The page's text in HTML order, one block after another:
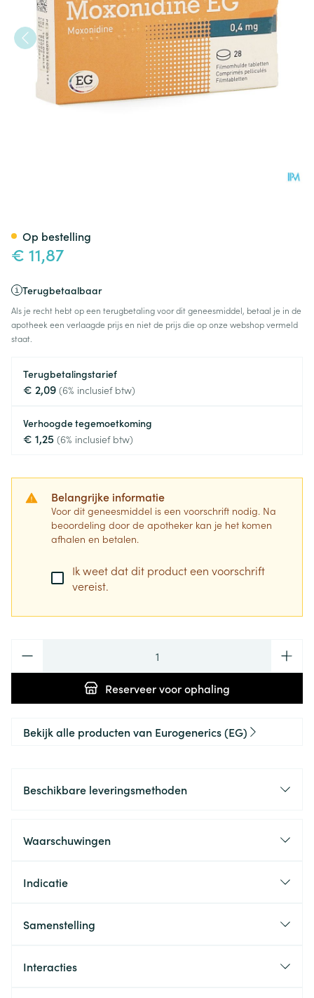
€ 11,87
Terugbetaalbaar
Als je recht hebt op een terugbetaling voor dit geneesmiddel, betaal je in de
apotheek een verlaagde prijs en niet de prijs die op onze webshop vermeld
staat.
Terugbetalingstarief
€ 2,09 (6% inclusief btw)
Verhoogde tegemoetkoming
€ 1,25 (6% inclusief btw)
Belangrijke informatie
Voor dit geneesmiddel is een voorschrift nodig. Na
beoordeling door de apotheker kan je het komen
afhalen en betalen.
Ik weet dat dit product een voorschrift
vereist.
Reserveervoor ophaling
Op bestelling
Bekijk alle producten van Eurogenerics (EG)
Beschikbare leveringsmethoden
Waarschuwingen
Indicatie
Samenstelling
Interacties